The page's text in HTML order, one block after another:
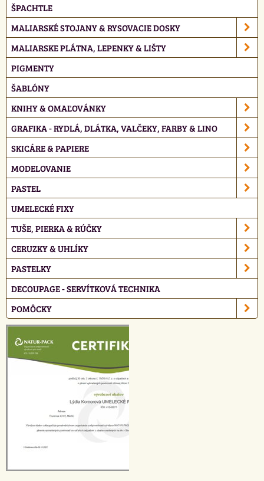
ŠPACHTLE
MALIARSKÉ STOJANY & RYSOVACIE DOSKY
MALIARSKE PLÁTNA, LEPENKY & LIŠTY
PIGMENTY
ŠABLÓNY
KNIHY & OMAĽOVÁNKY
GRAFIKA - RYDLÁ, DLÁTKA, VALČEKY, FARBY & LINO
SKICÁRE & PAPIERE
MODELOVANIE
PASTEL
UMELECKÉ FIXY
TUŠE, PIERKA & RÚČKY
CERUZKY & UHLÍKY
PASTELKY
DECOUPAGE - SERVÍTKOVÁ TECHNIKA
POMÔCKY